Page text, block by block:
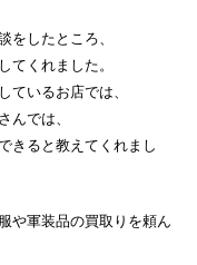
をしたところ、
てくれました。
ているお店では、
んでは、
きると教えてくれまし
や軍装品の買取りを頼ん